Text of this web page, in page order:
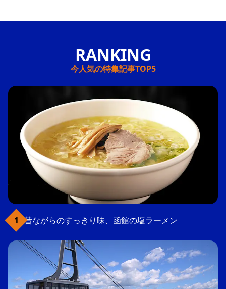
今人気の特集記事TOP5
昔ながらのすっきり味、函館の塩ラーメン